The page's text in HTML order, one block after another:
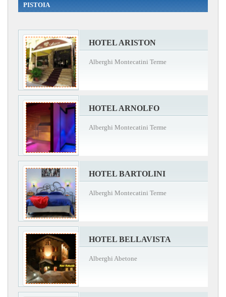
PISTOIA
HOTEL ARISTON
Alberghi Montecatini Terme
HOTEL ARNOLFO
Alberghi Montecatini Terme
HOTEL BARTOLINI
Alberghi Montecatini Terme
HOTEL BELLAVISTA
Alberghi Abetone